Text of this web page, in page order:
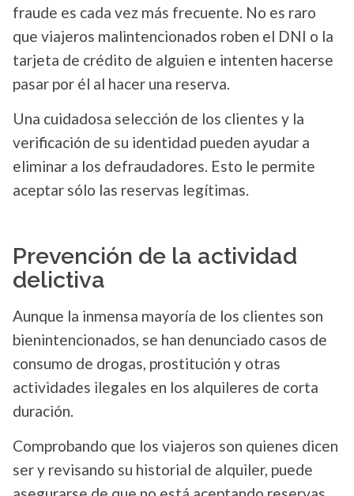
fraude es cada vez más frecuente. No es raro
que viajeros malintencionados roben el DNI o la
tarjeta de crédito de alguien e intenten hacerse
pasar por él al hacer una reserva.
Una cuidadosa selección de los clientes y la
verificación de su identidad pueden ayudar a
eliminar a los defraudadores. Esto le permite
aceptar sólo las reservas legítimas.
Prevención de la actividad
delictiva
Aunque la inmensa mayoría de los clientes son
bienintencionados, se han denunciado casos de
consumo de drogas, prostitución y otras
actividades ilegales en los alquileres de corta
duración.
Comprobando que los viajeros son quienes dicen
ser y revisando su historial de alquiler, puede